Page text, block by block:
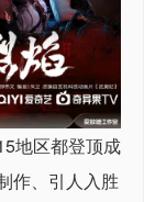
地区都登顶成
作、引人入胜